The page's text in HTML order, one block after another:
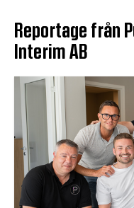
Reportage från
Interim AB